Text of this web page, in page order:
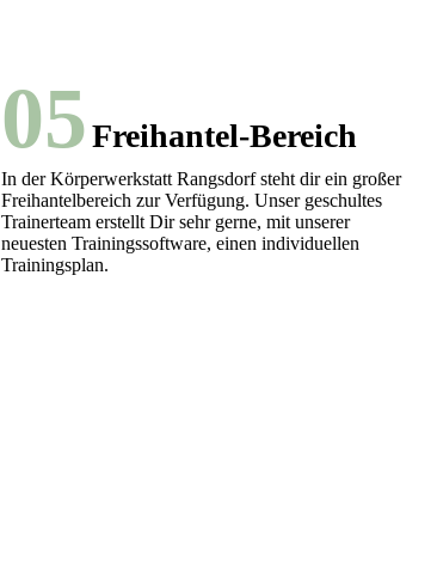
05 Freihantel-Bereich
In der Körperwerkstatt Rangsdorf steht dir ein großer
Freihantelbereich zur Verfügung. Unser geschultes
Trainerteam erstellt Dir sehr gerne, mit unserer
neuesten Trainingssoftware, einen individuellen
Trainingsplan.